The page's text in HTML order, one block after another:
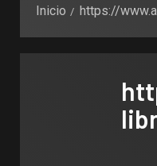
Inicio https://